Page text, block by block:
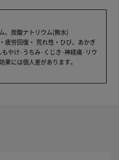
、炭酸ナトリウム(無水)
疲労回復・ 荒れ性・ひび、あかぎ
やけ･うちみ･くじき･神経痛･リウ
には個人差があります。